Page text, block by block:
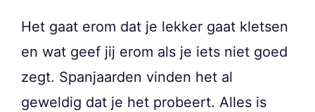
Het gaat erom dat je lekker gaat kletsen
en wat geef jij erom als je iets niet goed
zegt. Spanjaarden vinden het al
geweldig dat je het probeert. Alles is